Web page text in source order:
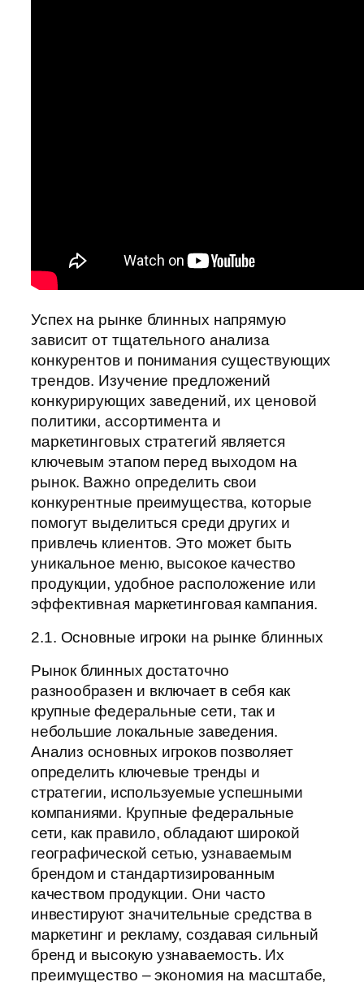
Успех на рынке блинных напрямую
зависит от тщательного анализа
конкурентов и понимания существующих
трендов. Изучение предложений
конкурирующих заведений, их ценовой
политики, ассортимента и
маркетинговых стратегий является
ключевым этапом перед выходом на
рынок. Важно определить свои
конкурентные преимущества, которые
помогут выделиться среди других и
привлечь клиентов. Это может быть
уникальное меню, высокое качество
продукции, удобное расположение или
эффективная маркетинговая кампания.
2.1. Основные игроки на рынке блинных
Рынок блинных достаточно
разнообразен и включает в себя как
крупные федеральные сети, так и
небольшие локальные заведения.
Анализ основных игроков позволяет
определить ключевые тренды и
стратегии, используемые успешными
компаниями. Крупные федеральные
сети, как правило, обладают широкой
географической сетью, узнаваемым
брендом и стандартизированным
качеством продукции. Они часто
инвестируют значительные средства в
маркетинг и рекламу, создавая сильный
бренд и высокую узнаваемость. Их
преимущество – экономия на масштабе,